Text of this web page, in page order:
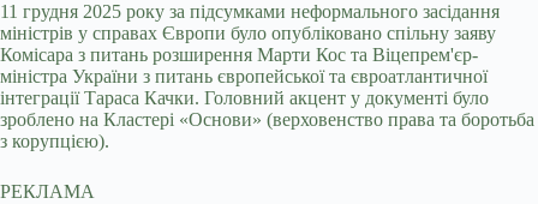
11 грудня 2025 року за підсумками неформального засідання
міністрів у справах Європи було опубліковано спільну заяву
Комісара з питань розширення Марти Кос та Віцепрем'єр-
міністра України з питань європейської та євроатлантичної
інтеграції Тараса Качки. Головний акцент у документі було
зроблено на Кластері «Основи» (верховенство права та боротьба
з корупцією).
РЕКЛАМА